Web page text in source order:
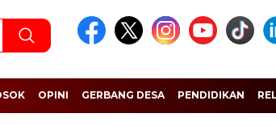
OPINI GERBANG DESA PENDIDIKAN